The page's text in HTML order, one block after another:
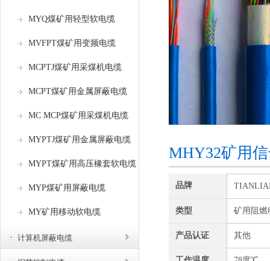
MYQ煤矿用轻型软电缆
MVFPT煤矿用变频电缆
MCPTJ煤矿用采煤机电缆
MCPT煤矿用金属屏蔽电缆
MC MCP煤矿用采煤机电缆
MYPTJ煤矿用金属屏蔽电缆
MYPT煤矿用高压橡套软电缆
MYP煤矿用屏蔽电缆
MY矿用移动软电缆
计算机屏蔽电缆
MHY32矿用
品牌
类型 矿用阻燃
产品认证 其他